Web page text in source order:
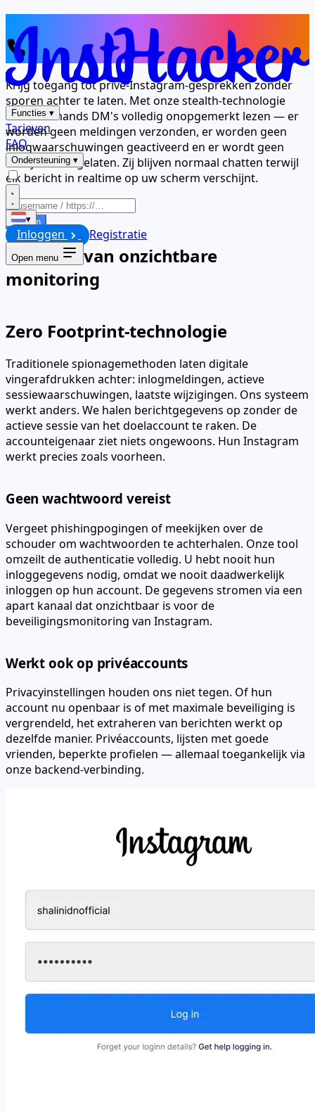
Functies ▾
Tarieven
FAQ
Ondersteuning ▾
▾
Inloggen Registratie
Open menu
Hun berichten, alleen voor uw ogen
Nummer
Krijg toegang tot privé-Instagram-gesprekken zonder
sporen achter te laten. Met onze stealth-technologie
kunt u iemands DM's volledig onopgemerkt lezen — er
worden geen meldingen verzonden, er worden geen
inlogwaarschuwingen geactiveerd en er wordt geen
bewijs achtergelaten. Zij blijven normaal chatten terwijl
elk bericht in realtime op uw scherm verschijnt.
Starten
De kunst van onzichtbare
monitoring
Zero Footprint-technologie
Traditionele spionagemethoden laten digitale
vingerafdrukken achter: inlogmeldingen, actieve
sessiewaarschuwingen, laatste wijzigingen. Ons systeem
werkt anders. We halen berichtgegevens op zonder de
actieve sessie van het doelaccount te raken. De
accounteigenaar ziet niets ongewoons. Hun Instagram
werkt precies zoals voorheen.
Geen wachtwoord vereist
Vergeet phishingpogingen of meekijken over de
schouder om wachtwoorden te achterhalen. Onze tool
omzeilt de authenticatie volledig. U hebt nooit hun
inloggegevens nodig, omdat we nooit daadwerkelijk
inloggen op hun account. De gegevens stromen via een
apart kanaal dat onzichtbaar is voor de
beveiligingsmonitoring van Instagram.
Werkt ook op privéaccounts
Privacyinstellingen houden ons niet tegen. Of hun
account nu openbaar is of met maximale beveiliging is
vergrendeld, het extraheren van berichten werkt op
dezelfde manier. Privéaccounts, lijsten met goede
vrienden, beperkte profielen — allemaal toegankelijk via
onze backend-verbinding.